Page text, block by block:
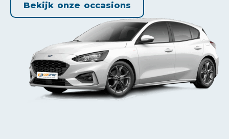
Bekijk onze occasions